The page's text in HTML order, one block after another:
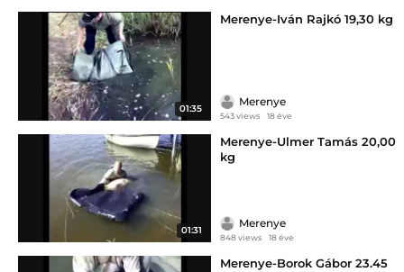
01:35
Merenye-Iván Rajkó 19,30 kg
Merenye
543 views 18 éve
01:31
Merenye-Ulmer Tamás 20,00
kg
Merenye
848 views 18 éve
Merenye-Borok Gábor 23.45